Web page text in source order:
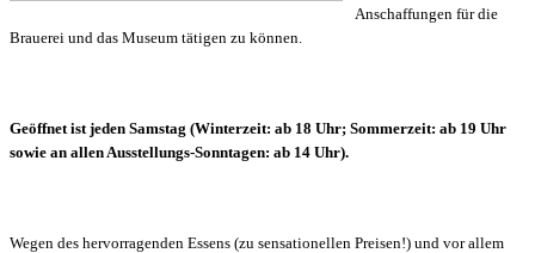
Anschaffungen für die
Brauerei und das Museum tätigen zu können.
Geöffnet ist jeden Samstag (Winterzeit: ab 18 Uhr; Sommerzeit: ab 19 Uhr
sowie an allen Ausstellungs-Sonntagen: ab 14 Uhr).
Wegen des hervorragenden Essens (zu sensationellen Preisen!) und vor allem